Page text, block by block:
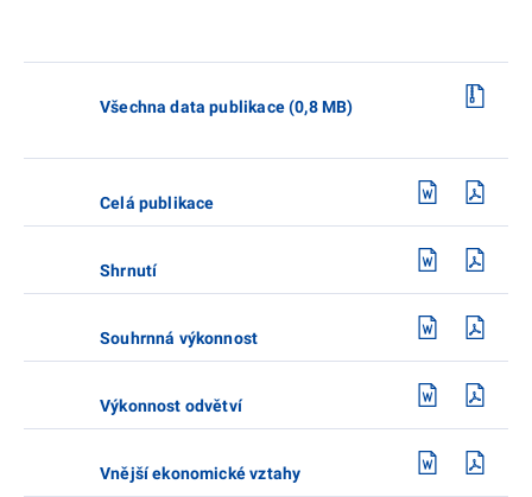
Všechna data publikace (0,8 MB)
Celá publikace
Shrnutí
Souhrnná výkonnost
Výkonnost odvětví
Vnější ekonomické vztahy